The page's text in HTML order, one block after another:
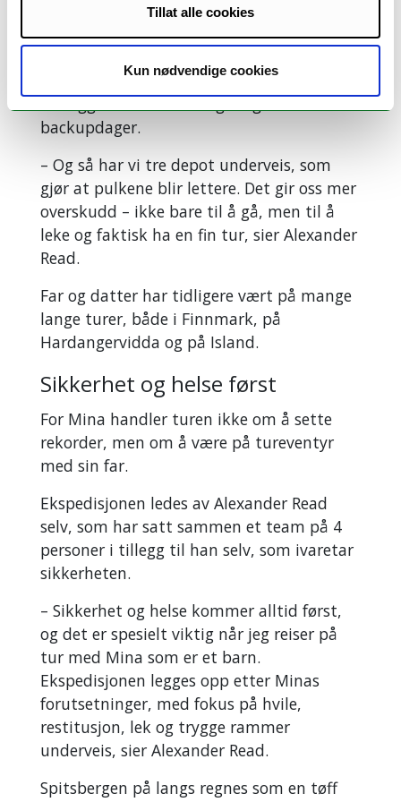
Tillat alle cookies
Kun nødvendige cookies
har satt av 46 dager til turen. De har lagt
inn en del «turmagidager» – dager hvor de
bare er på isen, lar tiden gå og koser seg.
I tillegg har de stormdager og
backupdager.
– Og så har vi tre depot underveis, som
gjør at pulkene blir lettere. Det gir oss mer
overskudd – ikke bare til å gå, men til å
leke og faktisk ha en fin tur, sier Alexander
Read.
Far og datter har tidligere vært på mange
lange turer, både i Finnmark, på
Hardangervidda og på Island.
Sikkerhet og helse først
For Mina handler turen ikke om å sette
rekorder, men om å være på tureventyr
med sin far.
Ekspedisjonen ledes av Alexander Read
selv, som har satt sammen et team på 4
personer i tillegg til han selv, som ivaretar
sikkerheten.
– Sikkerhet og helse kommer alltid først,
og det er spesielt viktig når jeg reiser på
tur med Mina som er et barn.
Ekspedisjonen legges opp etter Minas
forutsetninger, med fokus på hvile,
restitusjon, lek og trygge rammer
underveis, sier Alexander Read.
Spitsbergen på langs regnes som en tøff